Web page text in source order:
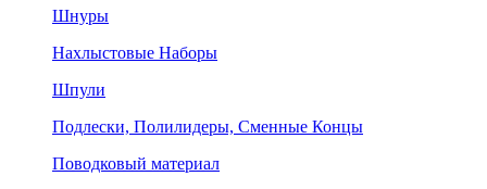
Шнуры
Нахлыстовые Наборы
Шпули
Подлески, Полилидеры, Сменные Концы
Поводковый материал